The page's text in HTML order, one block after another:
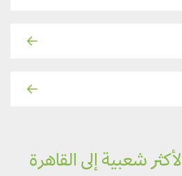
شعبية إلى القاهرة